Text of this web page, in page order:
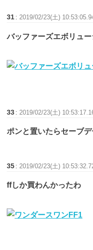
31 : 2019/02/23(土)
バッファーズエボリュ
33 : 2019/02/23(土)
ポンと置いたらセーブ
35 : 2019/02/23(土)
ffしか買わんかったわ